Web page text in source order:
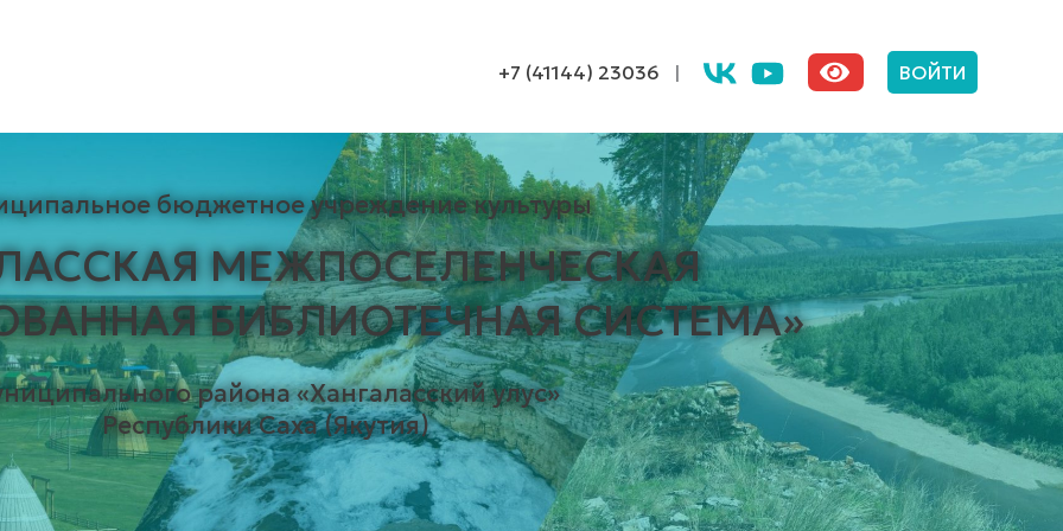
+7 (41144) 23036 | ВОЙТИ
бюджетное учреждение культуры
МЕЖПОСЕЛЕНЧЕСКАЯ
БИБЛИОТЕЧНАЯ СИСТЕМА»
района «Хангаласский улус»
Республики Саха (Якутия)